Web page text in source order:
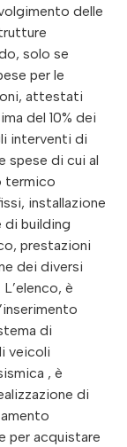
delle
solo se
per le
attestati
del 10% dei
interventi di
spese di cui al
termico
installazione
di building
prestazioni
dei diversi
è
di
veicoli
, è
di
per acquistare